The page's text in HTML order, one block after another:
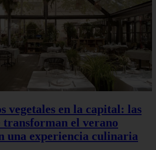
vegetales en la capital: las
transforman el verano
una experiencia culinaria